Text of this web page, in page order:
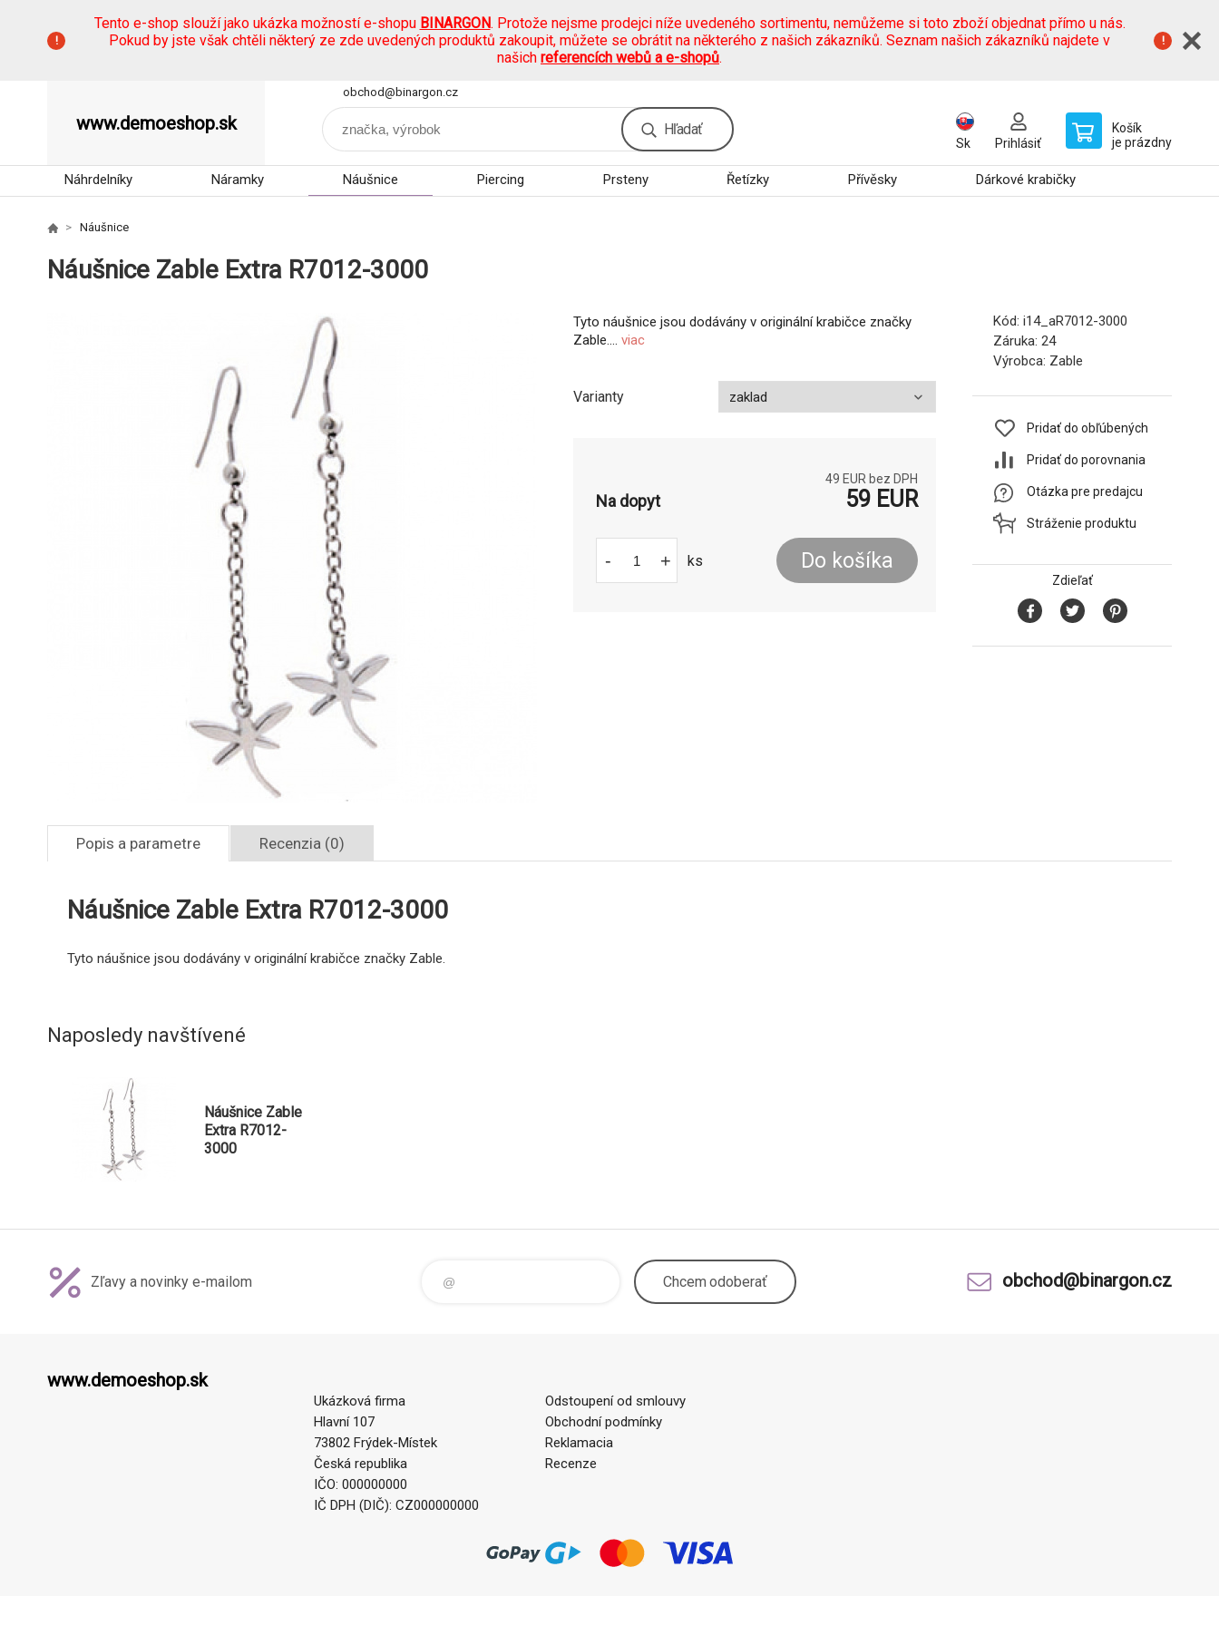
Tento e-shop slouží jako ukázka možností e-shopu BINARGON. Protože nejsme prodejci níže uvedeného sortimentu, nemůžeme si toto zboží objednat přímo u nás.
Pokud by jste však chtěli některý ze zde uvedených produktů zakoupit, můžete se obrátit na některého z našich zákazníků. Seznam našich zákazníků najdete v
našich referencích webů a e-shopů.
www.demoeshop.sk
obchod@binargon.cz
Hľadať
Sk Prihlásiť
Košík
je prázdny
Náhrdelníky Náramky Náušnice Piercing Prsteny Řetízky Přívěsky Dárkové krabičky
Náušnice
Náušnice Zable Extra R7012-3000
Tyto náušnice jsou dodávány v originální krabičce značky
Zable.... viac
Varianty
49 EUR bez DPH
Na dopyt 59 EUR
- + ks Do košíka
Kód: i14_aR7012-3000
Záruka: 24
Výrobca: Zable
Pridať do obľúbených
Pridať do porovnania
Otázka pre predajcu
Stráženie produktu
Zdieľať
Popis a parametre Recenzia (0)
Náušnice Zable Extra R7012-3000
Tyto náušnice jsou dodávány v originální krabičce značky Zable.
Naposledy navštívené
Náušnice Zable
Extra R7012-
3000
Zľavy a novinky e-mailom Chcem odoberať obchod@binargon.cz
www.demoeshop.sk
Ukázková firma
Hlavní 107
73802 Frýdek-Místek
Česká republika
IČO: 000000000
IČ DPH (DIČ): CZ000000000
Odstoupení od smlouvy
Obchodní podmínky
Reklamacia
Recenze